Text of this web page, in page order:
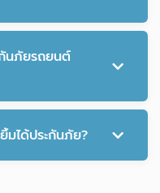
นภัยรถยนต์
มได้ประกันภัย?